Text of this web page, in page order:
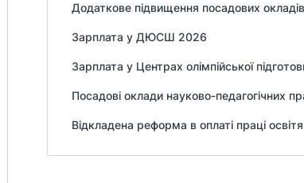
Додаткове підвищення посадових
Зарплата у ДЮСШ 2026
Зарплата у Центрах олімпійської
Посадові оклади науково-педагогічних
Відкладена реформа в оплаті праці